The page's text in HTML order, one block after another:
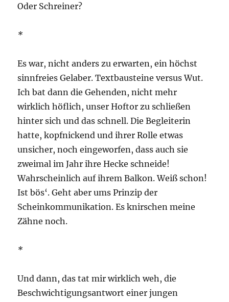
Oder Schreiner?
*
Es war, nicht anders zu erwarten, ein höchst
sinnfreies Gelaber. Textbausteine versus Wut.
Ich bat dann die Gehenden, nicht mehr
wirklich höflich, unser Hoftor zu schließen
hinter sich und das schnell. Die Begleiterin
hatte, kopfnickend und ihrer Rolle etwas
unsicher, noch eingeworfen, dass auch sie
zweimal im Jahr ihre Hecke schneide!
Wahrscheinlich auf ihrem Balkon. Weiß schon!
Ist bös‘. Geht aber ums Prinzip der
Scheinkommunikation. Es knirschen meine
Zähne noch.
*
Und dann, das tat mir wirklich weh, die
Beschwichtigungsantwort einer jungen